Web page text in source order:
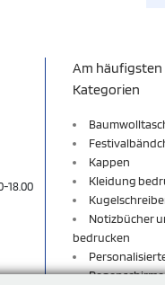
18.00
Am
Kategorien
Kappen
Kleidung
Notizbücher
bedrucken
Regenschirme